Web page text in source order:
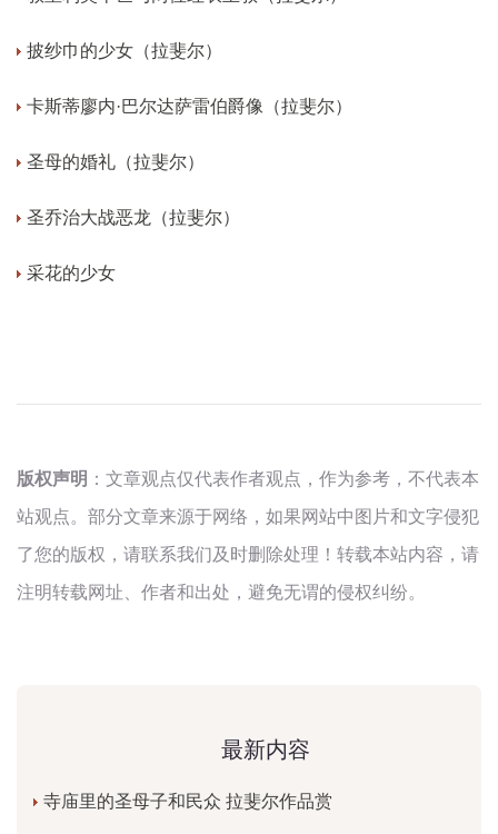
披纱巾的少女（拉斐尔）
卡斯蒂廖内·巴尔达萨雷伯爵像（拉斐尔）
圣母的婚礼（拉斐尔）
圣乔治大战恶龙（拉斐尔）
采花的少女
版权声明 ：文章观点仅代表作者观点，作为参考，不代表本
站观点。部分文章来源于网络，如果网站中图片和文字侵犯
了您的版权，请联系我们及时删除处理！转载本站内容，请
注明转载网址、作者和出处，避免无谓的侵权纠纷。
最新内容
寺庙里的圣母子和民众 拉斐尔作品赏